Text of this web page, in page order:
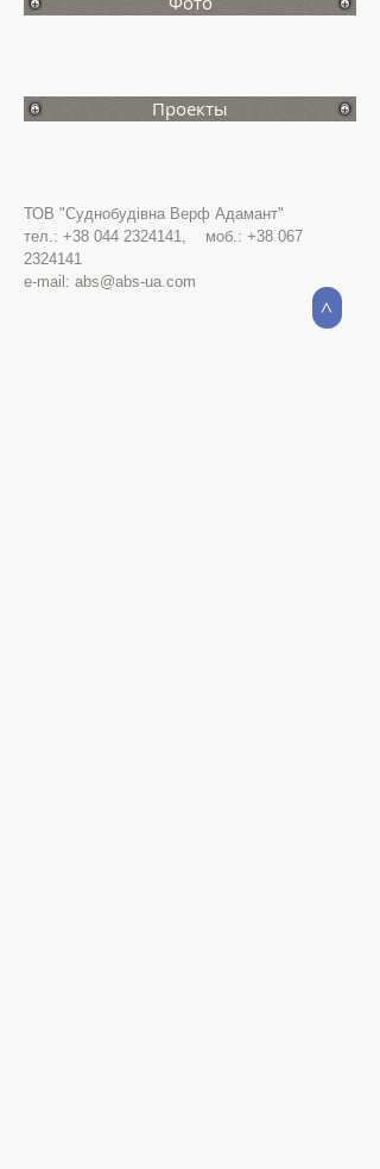
Проекты
ТОВ "Суднобудівна Верф Адамант"
тел.: +38 044 2324141, моб.: +38 067
2324141
e-mail: abs@abs-ua.com
>